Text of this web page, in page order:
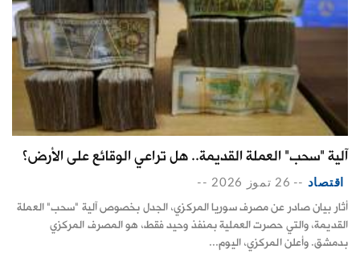
آلية "سحب" العملة القديمة.. هل تراعي الوقائع على الأرض؟
اقتصاد -- 26 تموز 2026 --
أثار بيان صادر عن مصرف سوريا المركزي، الجدل بخصوص آلية "سحب" العملة
القديمة، والتي حصرت العملية بمنفذ وحيد فقط، هو المصرف المركزي
بدمشق. وأعلن المركزي، اليوم...